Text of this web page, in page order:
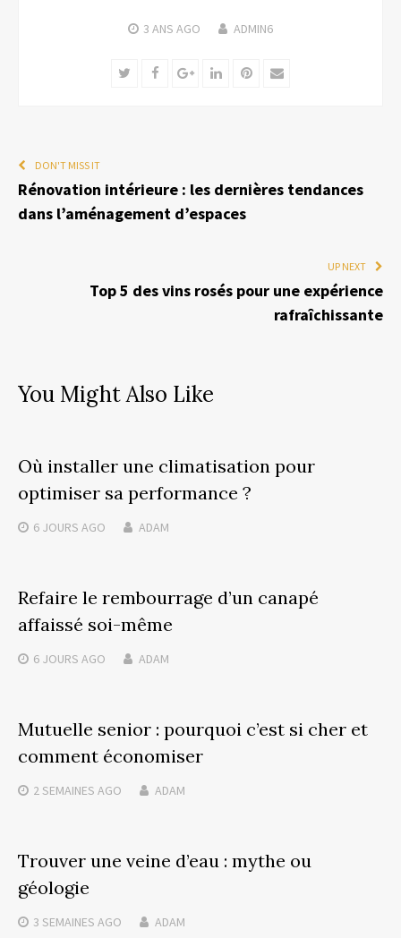
3 ANS AGO ADMIN6
TwitterFacebookGoogle+LinkedInPinterest
Email
DON'T MISS IT
Rénovation intérieure : les dernières tendances
dans l’aménagement d’espaces
UP NEXT
Top 5 des vins rosés pour une expérience
rafraîchissante
You Might Also Like
Où installer une climatisation pour
optimiser sa performance ?
6 JOURS AGO ADAM
Refaire le rembourrage d’un canapé
affaissé soi-même
6 JOURS AGO ADAM
Mutuelle senior : pourquoi c’est si cher et
comment économiser
2 SEMAINES AGO ADAM
Trouver une veine d’eau : mythe ou
géologie
3 SEMAINES AGO ADAM